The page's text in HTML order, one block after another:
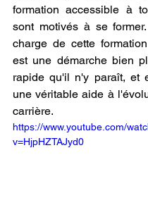
formation accessible à
sont motivés à se
charge de cette
est une démarche bien
rapide qu'il n'y paraît, et
une véritable aide à
carrière.
https://www.youtube.com/
v=HjpHZTAJyd0